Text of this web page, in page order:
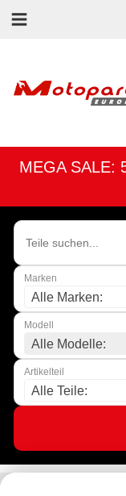
MEGA SALE:
Marken
Alle Marken:
Modell
Alle Modelle:
Artikelteil
Alle Teile: